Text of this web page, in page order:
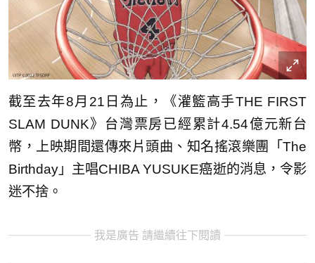
截至去年8月21日為止，《灌籃高手THE FIRST
SLAM DUNK》台灣票房已經累計4.54億元新台
幣，上映期間還傳來片頭曲、知名搖滾樂團「The
Birthday」主唱CHIBA YUSUKE癌逝的消息，令影
迷不捨。
我是廣告 請繼續往下閱讀